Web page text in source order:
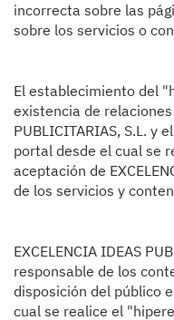
incorrecta sobre las
sobre los servicios o
El establecimiento del
existencia de relaciones
PUBLICITARIAS, S.L. y
portal desde el cual se
aceptación de
de los servicios y
EXCELENCIA IDEAS
responsable de los
disposición del público
cual se realice el